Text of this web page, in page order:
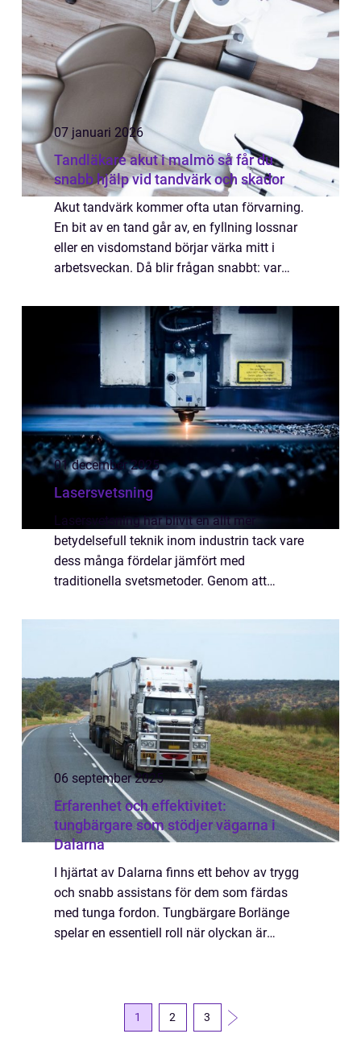
07 januari 2026
Tandläkare akut i malmö så får du
snabb hjälp vid tandvärk och skador
Akut tandvärk kommer ofta utan förvarning.
En bit av en tand går av, en fyllning lossnar
eller en visdomstand börjar värka mitt i
arbetsveckan. Då blir frågan snabbt: var
fungerar akut tandvård i praktiken? De...
01 december 2025
Lasersvetsning
Lasersvetsning har blivit en allt mer
betydelsefull teknik inom industrin tack vare
dess många fördelar jämfört med
traditionella svetsmetoder. Genom att
lasersvetsning generera starka o...
06 september 2025
Erfarenhet och effektivitet:
tungbärgare som stödjer vägarna i
Dalarna
I hjärtat av Dalarna finns ett behov av trygg
och snabb assistans för dem som färdas
med tunga fordon. Tungbärgare Borlänge
spelar en essentiell roll när olyckan är
1 2 3